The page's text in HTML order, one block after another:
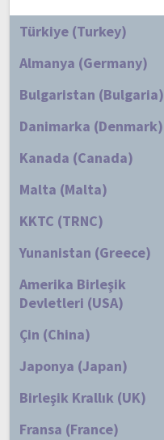
Türkiye (Turkey)
Almanya (Germany)
Bulgaristan (Bulgaria)
Danimarka (Denmark)
Kanada (Canada)
Malta (Malta)
KKTC (TRNC)
Yunanistan (Greece)
Amerika Birleşik
Devletleri (USA)
Çin (China)
Japonya (Japan)
Birleşik Krallık (UK)
Fransa (France)